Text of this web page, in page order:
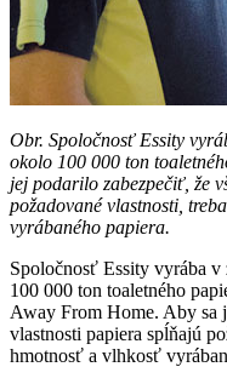
Obr. Spoločnosť Essity
okolo 100 000 ton
jej podarilo zabezpečiť, že
požadované vlastnosti,
vyrábaného papiera.
Spoločnosť Essity vyrába
100 000 ton toaletného
Away From Home. Aby sa
vlastnosti papiera spĺňajú
hmotnosť a vlhkosť